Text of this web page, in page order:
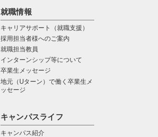
就職情報
キャリアサポート（就職支援）
採用担当者様へのご案内
就職担当教員
インターンシップ等について
卒業生メッセージ
地元（Uターン）で働く卒業生メ
ッセージ
キャンパスライフ
キャンパス紹介